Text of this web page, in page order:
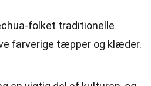
folket traditionelle
farverige tæpper og klæder.